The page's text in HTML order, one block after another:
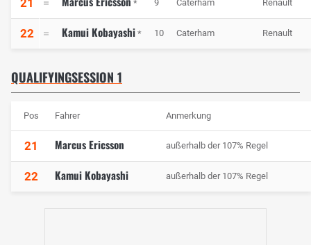
* 9 Caterham Renault
22 Kamui Kobayashi * 10 Caterham Renault
QUALIFYINGSESSION 1
Pos Fahrer Anmerkung
21 Marcus Ericsson außerhalb der 107% Regel
22 Kamui Kobayashi außerhalb der 107% Regel